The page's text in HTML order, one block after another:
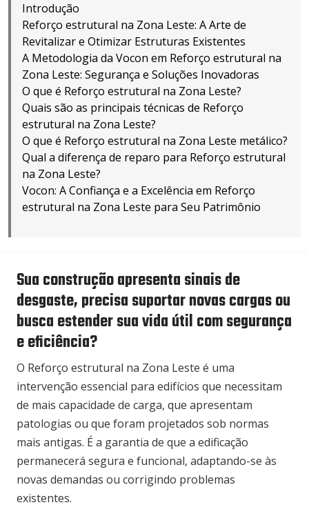
Introdução
Reforço estrutural na Zona Leste: A Arte de
Revitalizar e Otimizar Estruturas Existentes
A Metodologia da Vocon em Reforço estrutural na
Zona Leste: Segurança e Soluções Inovadoras
O que é Reforço estrutural na Zona Leste?
Quais são as principais técnicas de Reforço
estrutural na Zona Leste?
O que é Reforço estrutural na Zona Leste metálico?
Qual a diferença de reparo para Reforço estrutural
na Zona Leste?
Vocon: A Confiança e a Excelência em Reforço
estrutural na Zona Leste para Seu Patrimônio
Sua construção apresenta sinais de
desgaste, precisa suportar novas cargas ou
busca estender sua vida útil com segurança
e eficiência?
O Reforço estrutural na Zona Leste é uma
intervenção essencial para edifícios que necessitam
de mais capacidade de carga, que apresentam
patologias ou que foram projetados sob normas
mais antigas. É a garantia de que a edificação
permanecerá segura e funcional, adaptando-se às
novas demandas ou corrigindo problemas
existentes.